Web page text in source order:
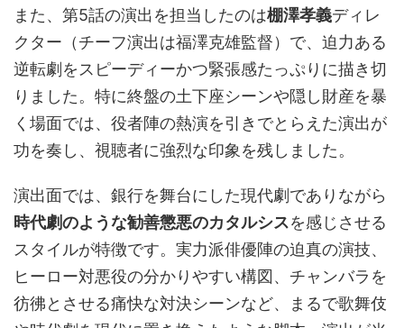
また、第5話の演出を担当したのは棚澤孝義ディレ
クター（チーフ演出は福澤克雄監督）で、迫力ある
逆転劇をスピーディーかつ緊張感たっぷりに描き切
りました。特に終盤の土下座シーンや隠し財産を暴
く場面では、役者陣の熱演を引きでとらえた演出が
功を奏し、視聴者に強烈な印象を残しました。
演出面では、銀行を舞台にした現代劇でありながら
時代劇のような勧善懲悪のカタルシスを感じさせる
スタイルが特徴です。実力派俳優陣の迫真の演技、
ヒーロー対悪役の分かりやすい構図、チャンバラを
彷彿とさせる痛快な対決シーンなど、まるで歌舞伎